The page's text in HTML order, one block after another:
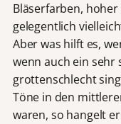
Bläserfarben,
gelegentlich
Aber was hilft es,
wenn auch ein sehr
grottenschlecht
Töne in den
waren, so hangelt